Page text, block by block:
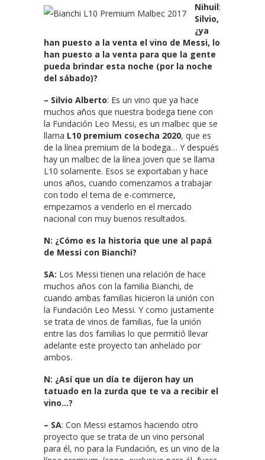
Nihuil:
Silvio,
¿ya
han puesto a la venta el vino de Messi, lo
han puesto a la venta para que la gente
pueda brindar esta noche (por la noche
del sábado)?
– Silvio Alberto: Es un vino que ya hace
muchos años que nuestra bodega tiene con
la Fundación Leo Messi, es un malbec que se
llama L10 premium cosecha 2020, que es
de la línea premium de la bodega… Y después
hay un malbec de la línea joven que se llama
L10 solamente. Esos se exportaban y hace
unos años, cuando comenzamos a trabajar
con todo el tema de e-commerce,
empezamos a venderlo en el mercado
nacional con muy buenos resultados.
N: ¿Cómo es la historia que une al papá
de Messi con Bianchi?
SA: Los Messi tienen una relación de hace
muchos años con la familia Bianchi, de
cuando ambas familias hicieron la unión con
la Fundación Leo Messi. Y como justamente
se trata de vinos de familias, fue la unión
entre las dos familias lo que permitió llevar
adelante este proyecto tan anhelado por
ambos.
N: ¿Así que un día te dijeron hay un
tatuado en la zurda que te va a recibir el
vino…?
– SA: Con Messi estamos haciendo otro
proyecto que se trata de un vino personal
para él, no para la Fundación, es un vino de la